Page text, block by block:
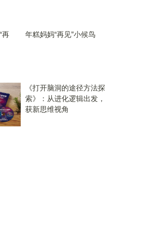
年糕妈妈“再见”小候鸟
《打开脑洞的途径方法探
索》：从进化逻辑出发，
获新思维视角